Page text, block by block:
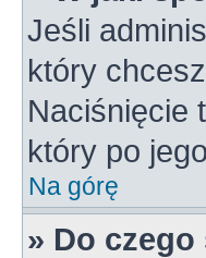
Jeśli
który
Naciśnięcie
który po
Na górę
» Do czego